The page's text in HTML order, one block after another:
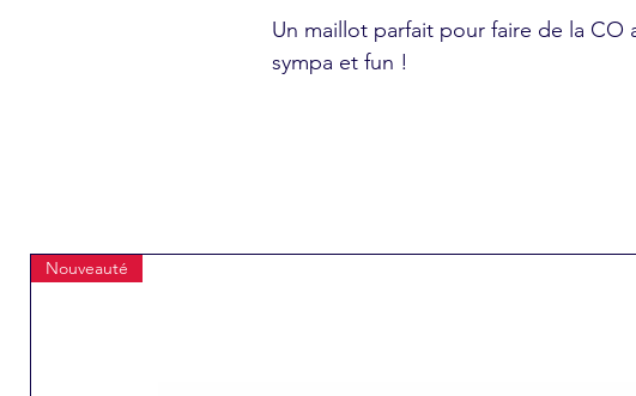
Un maillot parfait pour faire de la CO
sympa et fun !
Nouveauté